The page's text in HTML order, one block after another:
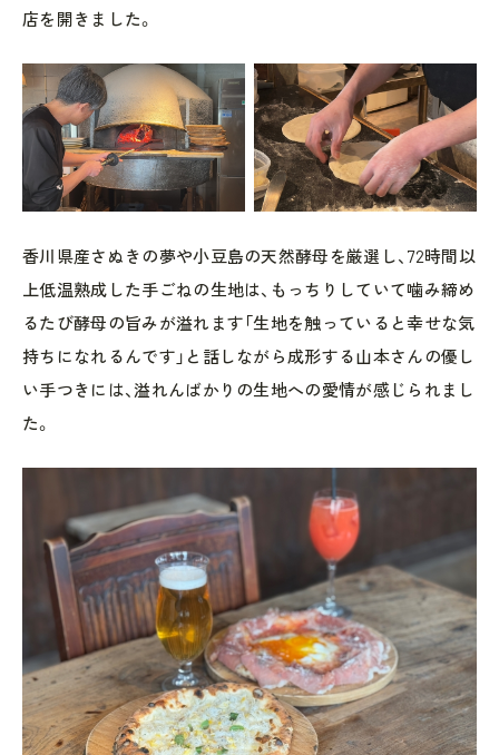
店を開きました。
香川県産さぬきの夢や小豆島の天然酵母を厳選し、72時間以
上低温熟成した手ごねの生地は、もっちりしていて噛み締め
るたび酵母の旨みが溢れます「生地を触っていると幸せな気
持ちになれるんです」と話しながら成形する山本さんの優し
い手つきには、溢れんばかりの生地への愛情が感じられまし
た。